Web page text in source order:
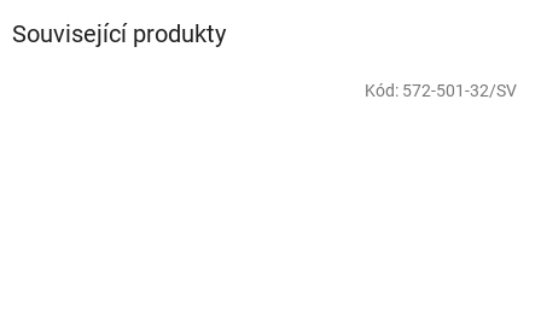
Související produkty
Kód: 572-501-32/SV